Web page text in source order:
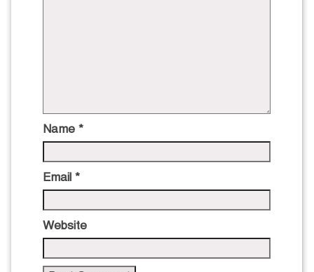
Name *
Email *
Website